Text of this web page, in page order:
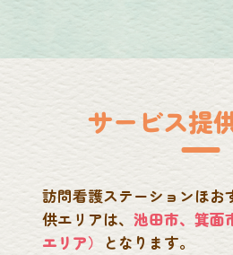
サービス提
訪問看護ステーションほお
供エリアは、 池田市、箕面
エリア）
となります。